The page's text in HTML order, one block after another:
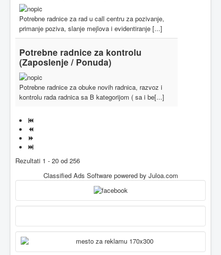
Potrebne radnice za rad u call centru za pozivanje,
primanje poziva, slanje mejlova i evidentiranje [...]
Potrebne radnice za kontrolu
(Zaposlenje / Ponuda)
Potrebne radnice za obuke novih radnica, razvoz i
kontrolu rada radnica sa B kategorijom ( sa i be[...]
Rezultati 1 - 20 od 256
Classified Ads Softwarepowered by Juloa.com